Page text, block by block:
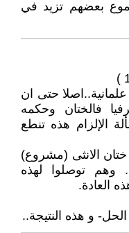
بعضهم تزيد في
حتى ان
فالختان وحكمه
الإلزام هذه تنطع
الانثى (مشروع)
وهم توصلوا لهذه
العادة.
و هذه النتيجة..